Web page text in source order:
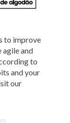
to improve
agile and
to
and your
our
loja Estoque reserva-
promoções e
Rua Othão, 405, Vila